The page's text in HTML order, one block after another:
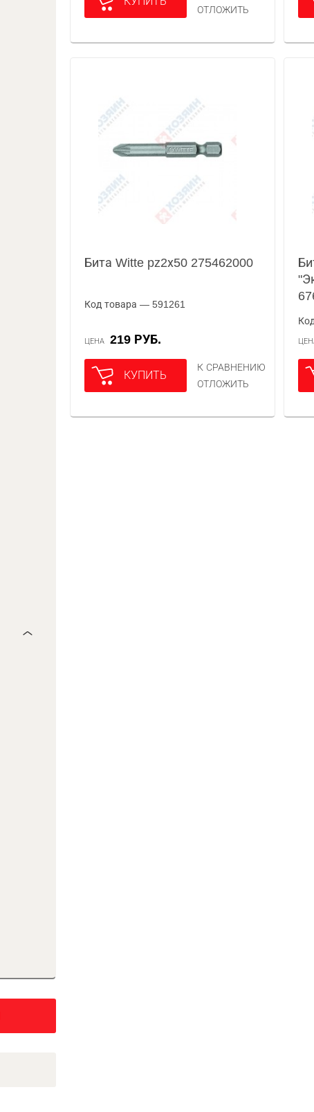
ОТЛОЖИТЬ
Бита Witte pz2х50 275462000
Код товара — 591261
ЦЕНА 219 РУБ.
КУПИТЬ
К СРАВНЕНИЮ
ОТЛОЖИТЬ